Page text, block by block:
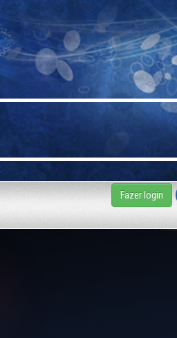
Fazer login